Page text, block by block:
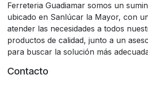
Ferreteria Guadiamar somos un
ubicado en Sanlúcar la Mayor, con
atender las necesidades a todos
productos de calidad, junto a un
para buscar la solución más
Contacto